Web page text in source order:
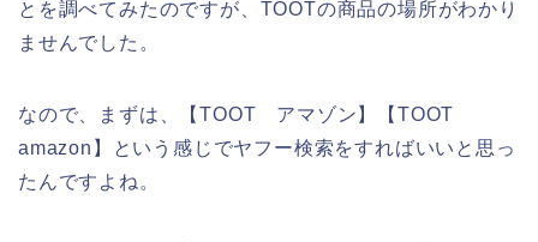
とを調べてみたのですが、TOOTの商品の場所がわかり
ませんでした。
なので、まずは、【TOOT アマゾン】【TOOT
amazon】という感じでヤフー検索をすればいいと思っ
たんですよね。